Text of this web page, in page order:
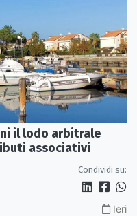
il lodo arbitrale
associativi
Condividi su:
Ieri